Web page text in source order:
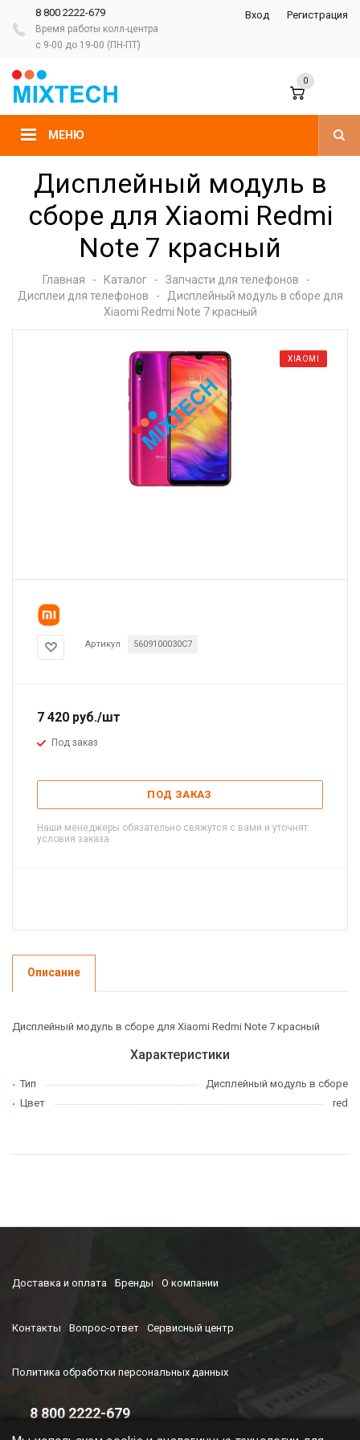
8 800 2222-679
Время работы колл-центра
с 9-00 до 19-00 (ПН-ПТ)
Вход Регистрация
МЕНЮ
0
Дисплейный модуль в
сборе для Xiaomi Redmi
Note 7 красный
Главная - Каталог - Запчасти для телефонов
-
Дисплеи для телефонов
-
Дисплейный модуль в сборе для
Xiaomi Redmi Note 7 красный
XIAOMI
Артикул 5609100030C7
7 420 руб./шт
Под заказ
ПОД ЗАКАЗ
Наши менеджеры обязательно свяжутся с вами и уточнят
условия заказа
Описание
Дисплейный модуль в сборе для Xiaomi Redmi Note 7 красный
Характеристики
Тип
Дисплейный модуль в сборе
Цвет
red
Доставка и оплата Бренды О компании
Контакты Вопрос-ответ Сервисный центр
Политика обработки персональных данных
8 800 2222-679